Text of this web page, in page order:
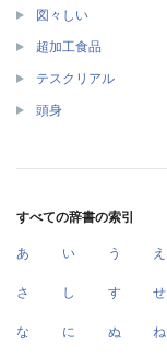
図々しい
超加工食品
テスクリアル
頭身
すべての辞書の索引
あ い う え
さ し す せ
な に ぬ ね